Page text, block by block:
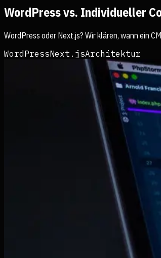
WordPress vs. Individueller
WordPress oder Next.js? Wir klären, wann ein
WordPressNext.jsArchitektur